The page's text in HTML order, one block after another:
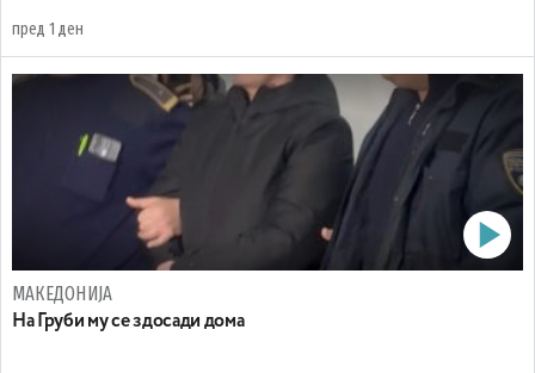
пред 1 ден
МАКЕДОНИЈА
На Груби му се здосади дома